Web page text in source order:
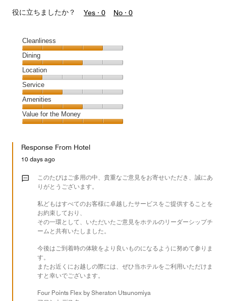
役に立ちましたか？ Yes · 0 No · 0
Cleanliness
Cleanliness,
4
out
of
5
Dining
Dining,
3
out
of
5
Location
Location,
1
out
of
5
Service
Service,
2
out
Amenities
Amenities,
3
of
Value for the Money
the
Money,
out
Response From Hotel
10 days ago
このたびはご多用の中、貴重なご意見をお寄せいただき、誠にあ
りがとうございます。
私どもはすべてのお客様に卓越したサービスをご提供することを
お約束しており、
その一環として、いただいたご意見をホテルのリーダーシップチ
ームと共有いたしました。
今後はご到着時の体験をより良いものになるように努めて参りま
す。
またお近くにお越しの際には、ぜひ当ホテルをご利用いただけま
すと幸いでございます。
Four Points Flex by Sheraton Utsunomiya